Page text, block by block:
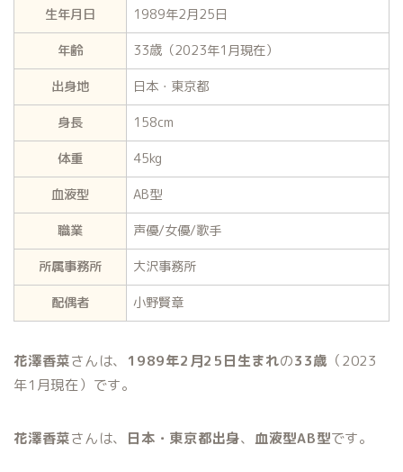
生年月日
1989年2月25日
年齢
33歳（2023年1月現在）
出身地
日本・東京都
身長
158cm
体重
45kg
血液型
AB型
職業
声優/女優/歌手
所属事務所
大沢事務所
配偶者
小野賢章
花澤香菜さんは、 1989年2月25日生まれの33歳 （2023
年1月現在）です。
花澤香菜さんは、 日本・東京都出身、 血液型AB型です。